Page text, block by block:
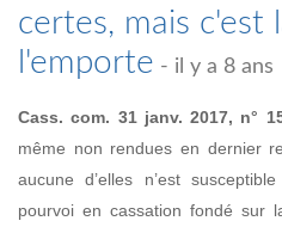
certes, mais c'est
l'emporte - il y a 8 ans
Cass. com. 31 janv. 2017, n°
même non rendues en dernier
aucune d’elles n’est
pourvoi en cassation fondé sur